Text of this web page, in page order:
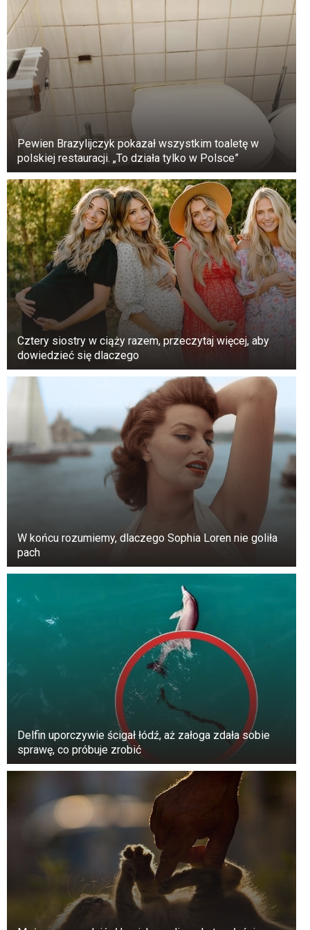
+3
Zobacz galerię
Miłość Meghan do jej psów, Bogarta i Guya, była
widoczna w sposobie, w jaki udostępniała ich
zdjęcia. To tak, jakby uważała je za swoje własne
dzieci, pielęgnując poczucie ciepła i uczucia
wśród swoich zwolenników.
Pewien Brazylijczyk pokazał wszystkim toaletę w
polskiej restauracji. „To działa tylko w Polsce”
Cztery siostry w ciąży razem, przeczytaj więcej, aby
dowiedzieć się dlaczego
W końcu rozumiemy, dlaczego Sophia Loren nie goliła
pach
Delfin uporczywie ścigał łódź, aż załoga zdała sobie
sprawę, co próbuje zrobić